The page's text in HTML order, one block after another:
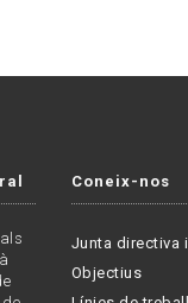
Coneix-nos
Junta directiva
Objectius